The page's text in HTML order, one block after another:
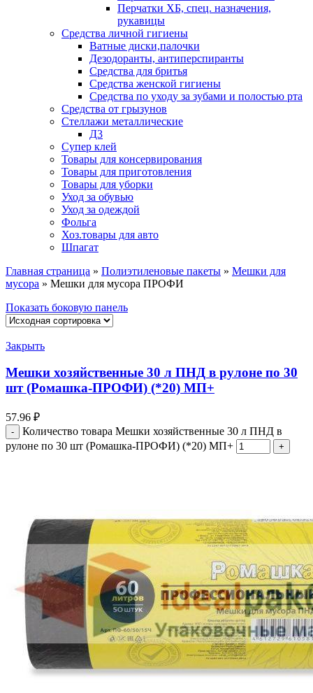
Перчатки ХБ, спец. назначения,
рукавицы
Средства личной гигиены
Ватные диски,палочки
Дезодоранты, антиперспиранты
Средства для бритья
Средства женской гигиены
Средства по уходу за зубами и полостью рта
Средства от грызунов
Стеллажи металлические
Д3
Супер клей
Товары для консервирования
Товары для приготовления
Товары для уборки
Уход за обувью
Уход за одеждой
Фольга
Хоз.товары для авто
Шпагат
Главная страница » Полиэтиленовые пакеты » Мешки для
мусора » Мешки для мусора ПРОФИ
Показать боковую панель
Закрыть
Мешки хозяйственные 30 л ПНД в рулоне по 30
шт (Ромашка-ПРОФИ) (*20) МП+
57.96 ₽
Количество товара Мешки хозяйственные 30 л ПНД в
рулоне по 30 шт (Ромашка-ПРОФИ) (*20) МП+